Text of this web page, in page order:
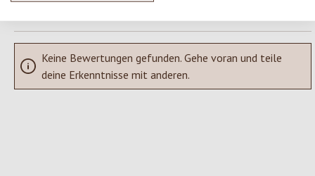
Keine Bewertungen gefunden. Gehe voran und teile
deine Erkenntnisse mit anderen.